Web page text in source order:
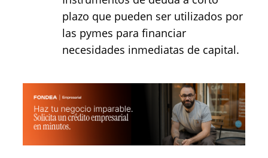
plazo que pueden ser utilizados por
las pymes para financiar
necesidades inmediatas de capital.